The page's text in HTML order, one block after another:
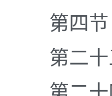
第四
第二十